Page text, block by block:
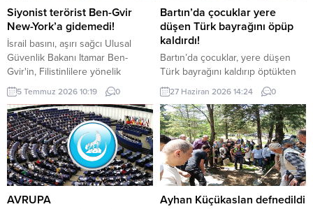
Siyonist terörist Ben-Gvir
New-York’a gidemedi!
İsrail basını, aşırı sağcı Ulusal
Güvenlik Bakanı Itamar Ben-
Gvir'in, Filistinlilere yönelik
politika ve uygulamaları nedeniyle
"gözaltına alınma" endişesiyle bu
hafta New York'a yapacağı ziyareti
iptal ettiğini ileri sürdü.
5 Temmuz 2026 10:19 0
Bartın’da çocuklar yere
düşen Türk bayrağını öpüp
kaldırdı!
Bartın’da çocuklar, yere düşen
Türk bayrağını kaldırıp öptükten
sonra gelen itfaiye ekiplerinin de
yardımıyla göndere çekti. O anlar
cep telefonu kamerası tarafından
kaydedildi. Yerden kaldırıp öptüler
Kemerköprü Mahallesi’nde dün
akşam saatlerinde Cumhuriyet
Parkı içerisindeki direkte bulunan
Türk bayrağı rüzgar nedeniyle
ipinin kopmasıyla yere düştü. Bu
27 Haziran 2026 14:24 0
AVRUPA
Ayhan Küçükaslan defnedildi